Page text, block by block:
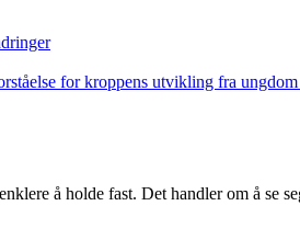
for kroppens utvikling fra
å holde fast. Det handler om å se